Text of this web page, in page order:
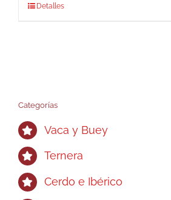
Detalles
Categorías
Vaca y Buey
Ternera
Cerdo e Ibérico